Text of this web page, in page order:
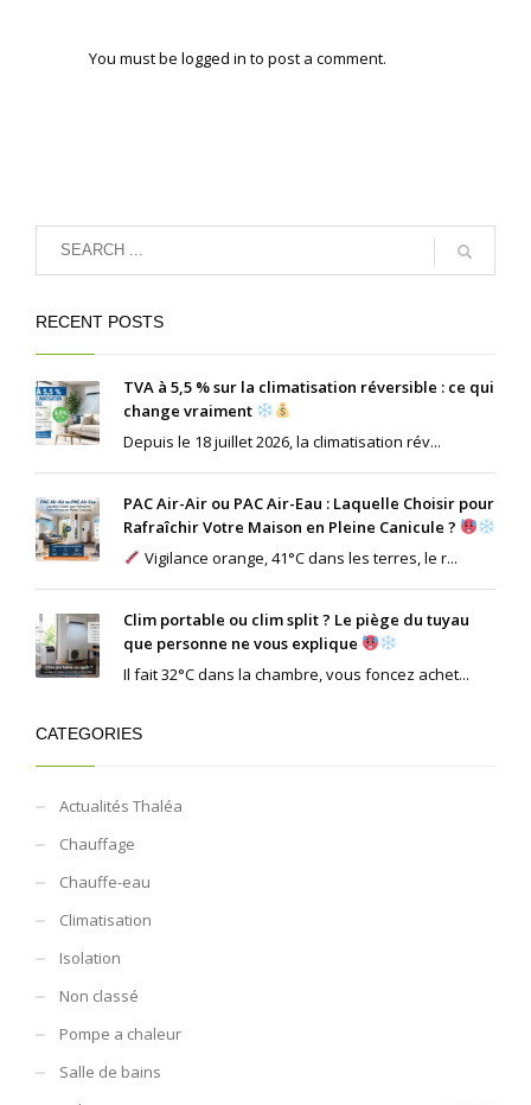
You must be logged in to post a comment.
RECENT POSTS
TVA à 5,5 % sur la climatisation réversible : ce qui
change vraiment
Depuis le 18 juillet 2026, la climatisation rév...
PAC Air-Air ou PAC Air-Eau : Laquelle Choisir pour
Rafraîchir Votre Maison en Pleine Canicule ?
Vigilance orange, 41°C dans les terres, le r...
Clim portable ou clim split ? Le piège du tuyau
que personne ne vous explique
Il fait 32°C dans la chambre, vous foncez achet...
CATEGORIES
Actualités Thaléa
Chauffage
Chauffe-eau
Climatisation
Isolation
Non classé
Pompe a chaleur
Salle de bains